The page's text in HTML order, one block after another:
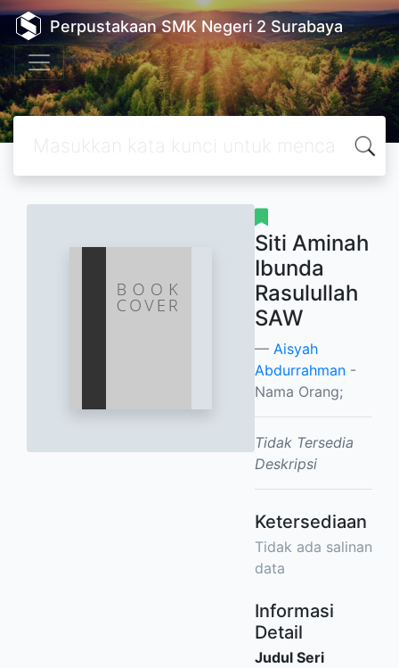
Perpustakaan SMK Negeri 2 Surabaya
Siti Aminah
Ibunda
Rasulullah
SAW
Aisyah
Abdurrahman -
Nama Orang;
Tidak Tersedia
Deskripsi
Ketersediaan
Tidak ada salinan
data
Informasi
Detail
Judul Seri